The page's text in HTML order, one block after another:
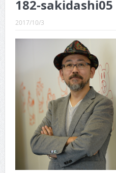
CINEMA×STYLE 289号
CINEMA×STYLE 288号
CINEMA×STYLE 287号
CINEMA×STYLE 286号
CINEMA×STYLE 285号
CINEMA×STYLE 294号
182-sakidashi05
2017/10/3